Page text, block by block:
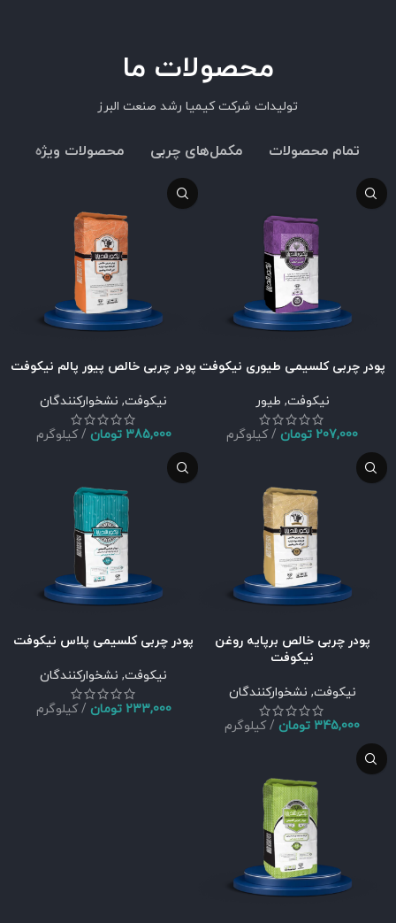
محصولات ما
تولیدات شرکت کیمیا رشد صنعت البرز
تمام محصولات مکمل‌های چربی محصولات ویژه
پودر چربی کلسیمی طیوری نیکوفت
نیکوفت, طیور
207,000 تومان کیلوگرم
پودر چربی خالص پیور پالم نیکوفت
نیکوفت, نشخوارکنندگان
385,000 تومان کیلوگرم
پودر چربی خالص برپایه روغن
نیکوفت
نیکوفت, نشخوارکنندگان
345,000 تومان کیلوگرم
پودر چربی کلسیمی پلاس نیکوفت
نیکوفت, نشخوارکنندگان
233,000 تومان کیلوگرم